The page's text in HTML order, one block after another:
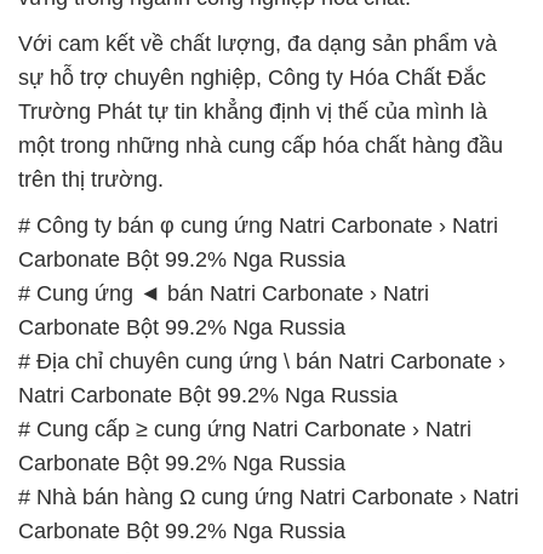
Với cam kết về chất lượng, đa dạng sản phẩm và
sự hỗ trợ chuyên nghiệp, Công ty Hóa Chất Đắc
Trường Phát tự tin khẳng định vị thế của mình là
một trong những nhà cung cấp hóa chất hàng đầu
trên thị trường.
# Công ty bán φ cung ứng Natri Carbonate › Natri
Carbonate Bột 99.2% Nga Russia
# Cung ứng ◄ bán Natri Carbonate › Natri
Carbonate Bột 99.2% Nga Russia
# Địa chỉ chuyên cung ứng \ bán Natri Carbonate ›
Natri Carbonate Bột 99.2% Nga Russia
# Cung cấp ≥ cung ứng Natri Carbonate › Natri
Carbonate Bột 99.2% Nga Russia
# Nhà bán hàng Ω cung ứng Natri Carbonate › Natri
Carbonate Bột 99.2% Nga Russia